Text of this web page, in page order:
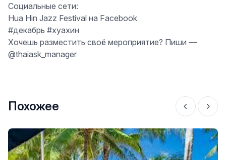
Социальные сети:
Hua Hin Jazz Festival на Facebook
#декабрь #хуахин
Хочешь разместить своё мероприятие? Пиши —
@thaiask_manager
Похожее